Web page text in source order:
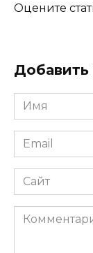
Оцените
Имя
*
Email
*
Сайт